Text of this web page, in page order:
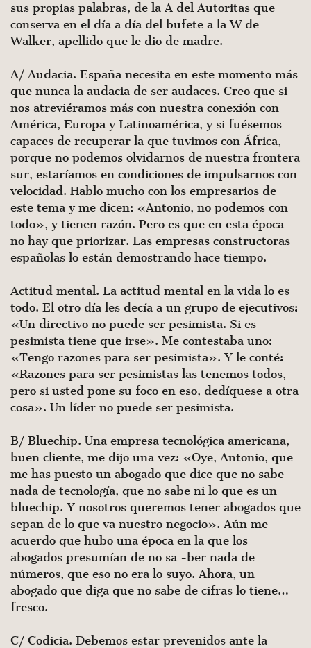
sus propias palabras, de la A del Au­toritas que
conserva en el día a día del bufete a la W de
Walker, apellido que le dio de madre.
A/ Audacia. España necesita en este momento más
que nunca la audacia de ser audaces. Creo que si
nos atreviéramos más con nuestra conexión con
América, Europa y Latinoa­mérica, y si fuésemos
capaces de recuperar la que tuvimos con África,
porque no podemos olvidarnos de nuestra frontera
sur, estaríamos en condiciones de impulsarnos con
velocidad. Hablo mucho con los empresarios de
este tema y me dicen: «Antonio, no podemos con
todo», y tienen razón. Pero es que en esta épo­ca
no hay que priorizar. Las empresas constructoras
españolas lo están demostrando hace tiempo.
Actitud mental. La actitud mental en la vida lo es
todo. El otro día les decía a un grupo de ejecutivos:
«Un directivo no puede ser pesimista. Si es
pesimista tiene que irse». Me contes­taba uno:
«Tengo razones para ser pesimista». Y le conté:
«Ra­zones para ser pesimistas las tenemos todos,
pero si usted pone su foco en eso, dedíquese a otra
cosa». Un líder no puede ser pesimista.
B/ Bluechip. Una empresa tecnológica americana,
buen cliente, me dijo una vez: «Oye, Antonio, que
me has puesto un abogado que dice que no sabe
nada de tecnología, que no sabe ni lo que es un
bluechip. Y nosotros queremos tener aboga­dos que
sepan de lo que va nuestro negocio». Aún me
acuerdo que hubo una época en la que los
abogados presumían de no sa -ber nada de
números, que eso no era lo suyo. Ahora, un
abogado que diga que no sabe de cifras lo tiene…
fresco.
C/ Codicia. Debemos estar prevenidos ante la